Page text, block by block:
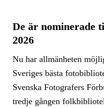
De är nominerade
2026
Nu har allmänheten
Sveriges bästa
Svenska Fotografers
tredje gången